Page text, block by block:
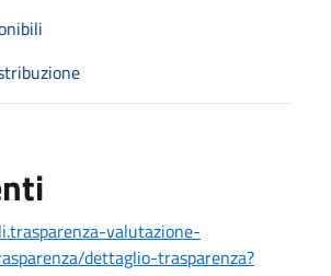
valutazione-
dettaglio-trasparenza?